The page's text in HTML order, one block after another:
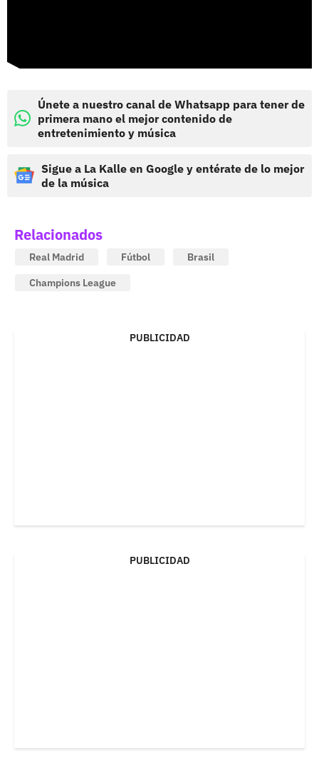
Únete a nuestro canal de Whatsapp para tener de
primera mano el mejor contenido de
entretenimiento y música
Sigue a La Kalle en Google y entérate de lo mejor
de la música
Relacionados
Real Madrid Fútbol
Brasil
Champions League
PUBLICIDAD
PUBLICIDAD